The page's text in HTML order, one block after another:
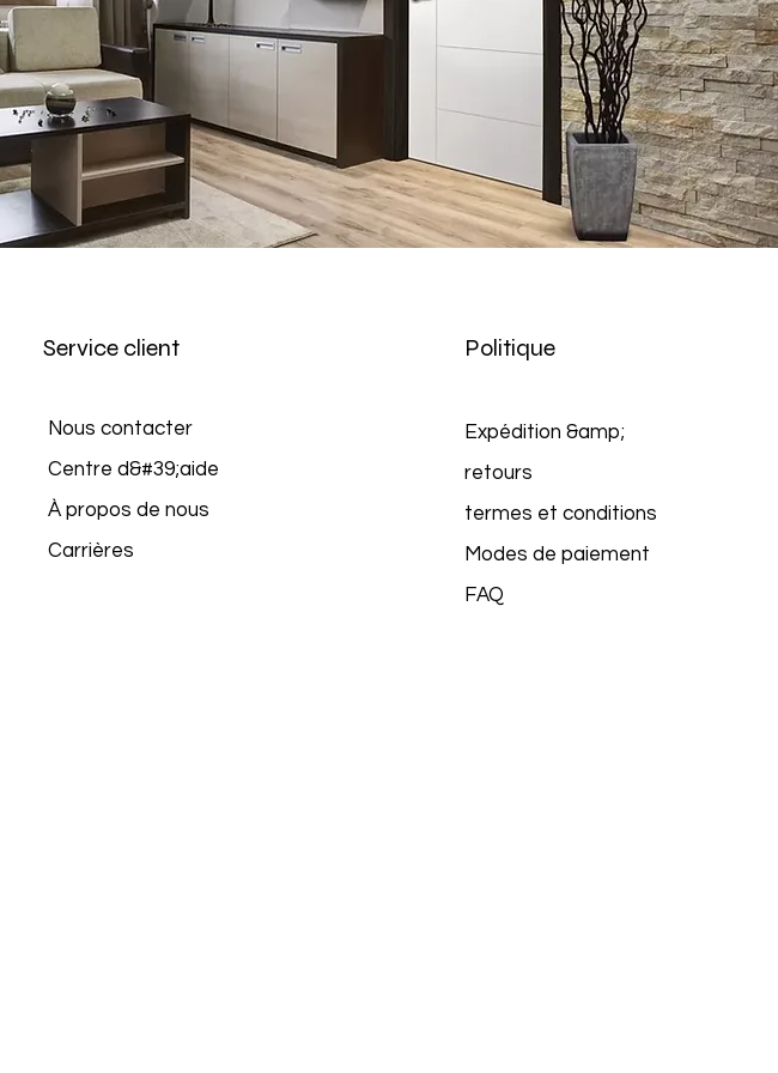
Service client
Nous contacter
Centre d&#39;aide
À propos de nous
Carrières
Politique
Expédition &amp;
retours
termes et conditions
Modes de paiement
FAQ